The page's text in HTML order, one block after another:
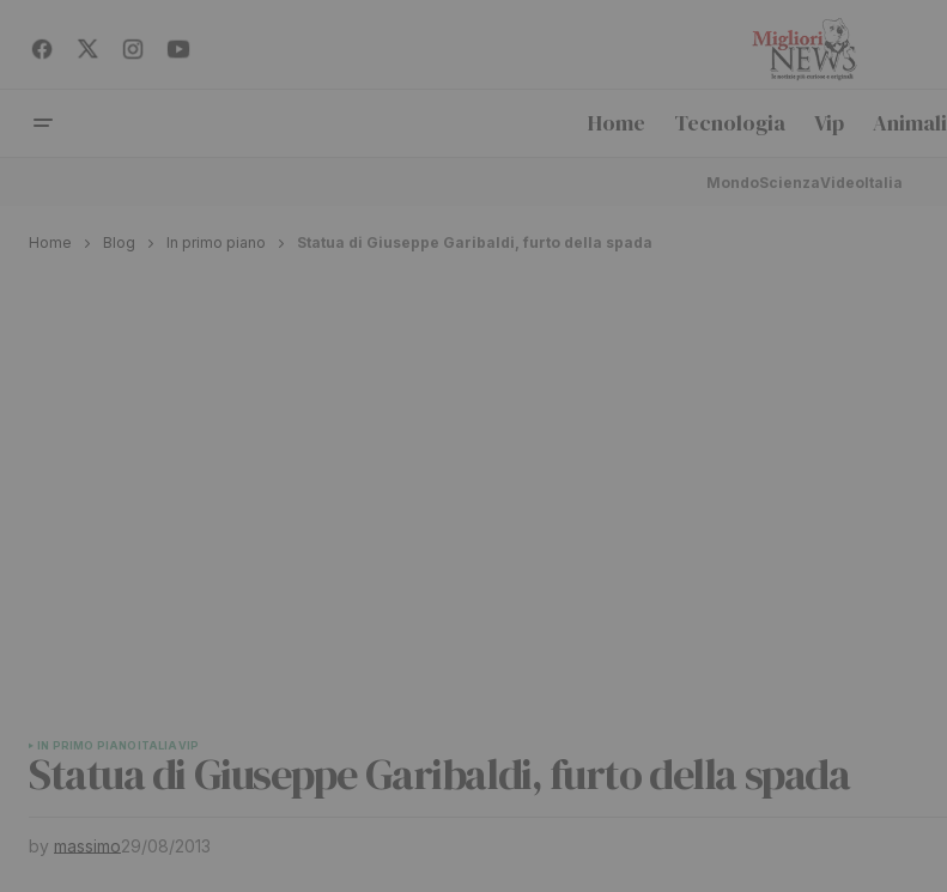
Home Tecnologia Vip Animali
MondoScienzaVideoItalia
Home Blog In primo piano Statua di Giuseppe Garibaldi, furto della spada
IN PRIMO PIANO ITALIAVIP
Statua di Giuseppe Garibaldi, furto della spada
by massimo29/08/2013